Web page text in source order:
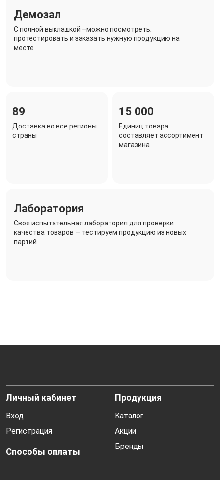
Демозал
C полной выкладкой –можно посмотреть,
протестировать и заказать нужную продукцию на
месте
89
Доставка во все регионы
страны
15 000
Единиц товара
составляет ассортимент
магазина
Лаборатория
Своя испытательная лаборатория для проверки
качества товаров — тестируем продукцию из новых
партий
Личный кабинет
Вход
Регистрация
Способы оплаты
Продукция
Каталог
Акции
Бренды